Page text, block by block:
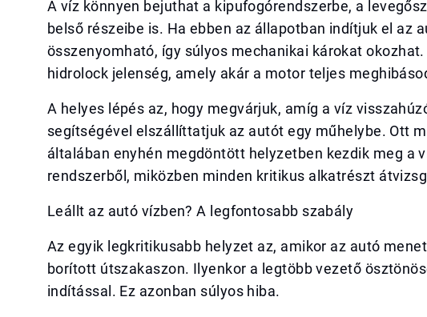
A víz könnyen bejuthat a kipufogórendszerbe, a
belső részeibe is. Ha ebben az állapotban indítjuk el az
összenyomható, így súlyos mechanikai károkat
hidrolock jelenség, amely akár a motor teljes
A helyes lépés az, hogy megvárjuk, amíg a víz
segítségével elszállíttatjuk az autót egy műhelybe. Ott
általában enyhén megdöntött helyzetben kezdik meg a
rendszerből, miközben minden kritikus alkatrészt
Leállt az autó vízben? A legfontosabb szabály
Az egyik legkritikusabb helyzet az, amikor az autó
borított útszakaszon. Ilyenkor a legtöbb vezető
indítással. Ez azonban súlyos hiba.